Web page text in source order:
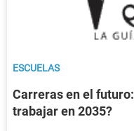
ESCUELAS
Carreras en el
trabajar en 2035?